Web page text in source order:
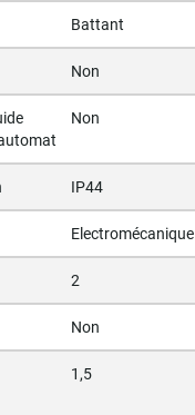
Battant
Non
Non
IP44
Electromécanique
2
Non
1,5